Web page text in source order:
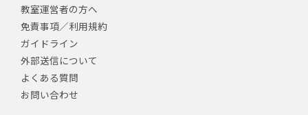
教室運営者の方へ
免責事項／利用規約
ガイドライン
外部送信について
よくある質問
お問い合わせ